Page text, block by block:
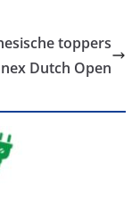
toppers
Dutch Open